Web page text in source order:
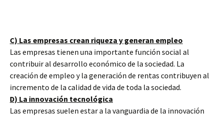
C) Las empresas crean riqueza y generan empleo
Las empresas tienen una importante función social al
contribuir al desarrollo económico de la sociedad. La
creación de empleo y la generación de rentas contribuyen al
incremento de la calidad de vida de toda la sociedad.
D) La innovación tecnológica
Las empresas suelen estar a la vanguardia de la innovación